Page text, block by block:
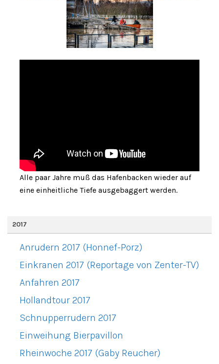
Alle paar Jahre muß das Hafenbacken wieder auf
eine einheitliche Tiefe ausgebaggert werden.
2017
Anrudern 2017 (Honnef-Porz)
Einkranen 2017 (Reportage von Zenter-TV)
Anfahren 2017
Hollandtour 2017
Schnupperrudern 2017
Einweihung Bierpavillon
Rheinwoche 2017 (Gaby Reucher)